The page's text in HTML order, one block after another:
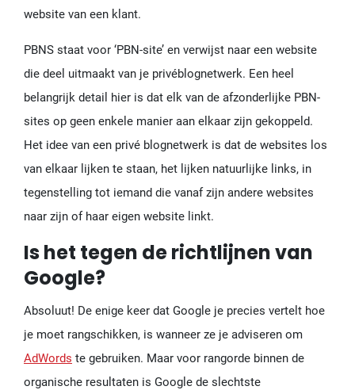
website van een klant.
PBNS staat voor ‘PBN-site’ en verwijst naar een website
die deel uitmaakt van je privéblognetwerk. Een heel
belangrijk detail hier is dat elk van de afzonderlijke PBN-
sites op geen enkele manier aan elkaar zijn gekoppeld.
Het idee van een privé blognetwerk is dat de websites los
van elkaar lijken te staan, het lijken natuurlijke links, in
tegenstelling tot iemand die vanaf zijn andere websites
naar zijn of haar eigen website linkt.
Is het tegen de richtlijnen van
Google?
Absoluut! De enige keer dat Google je precies vertelt hoe
je moet rangschikken, is wanneer ze je adviseren om
AdWords te gebruiken. Maar voor rangorde binnen de
organische resultaten is Google de slechtste